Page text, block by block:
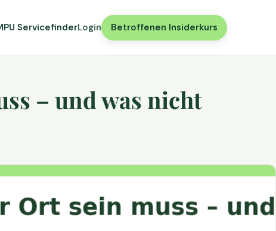
ServicefinderLogin Betroffenen Insiderkurs
– und was nicht